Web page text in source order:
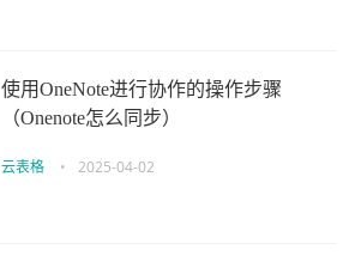
使用OneNote进行协作的操作步骤
（Onenote怎么同步）
云表格 • 2025-04-02